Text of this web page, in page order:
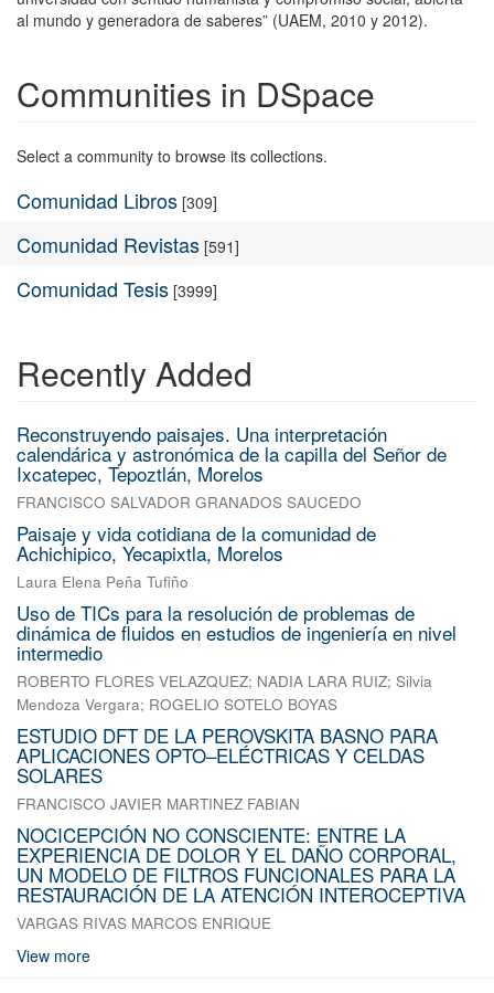
al mundo y generadora de saberes” (UAEM, 2010 y 2012).
Communities in DSpace
Select a community to browse its collections.
Comunidad Libros [309]
Comunidad Revistas [591]
Comunidad Tesis [3999]
Recently Added
Reconstruyendo paisajes. Una interpretación
calendárica y astronómica de la capilla del Señor de
Ixcatepec, Tepoztlán, Morelos
FRANCISCO SALVADOR GRANADOS SAUCEDO
Paisaje y vida cotidiana de la comunidad de
Achichipico, Yecapixtla, Morelos
Laura Elena Peña Tufiño
Uso de TICs para la resolución de problemas de
dinámica de fluidos en estudios de ingeniería en nivel
intermedio
ROBERTO FLORES VELAZQUEZ; NADIA LARA RUIZ; Silvia
Mendoza Vergara; ROGELIO SOTELO BOYAS
ESTUDIO DFT DE LA PEROVSKITA BASNO PARA
APLICACIONES OPTO–ELÉCTRICAS Y CELDAS
SOLARES
FRANCISCO JAVIER MARTINEZ FABIAN
NOCICEPCIÓN NO CONSCIENTE: ENTRE LA
EXPERIENCIA DE DOLOR Y EL DAÑO CORPORAL,
UN MODELO DE FILTROS FUNCIONALES PARA LA
RESTAURACIÓN DE LA ATENCIÓN INTEROCEPTIVA
VARGAS RIVAS MARCOS ENRIQUE
View more